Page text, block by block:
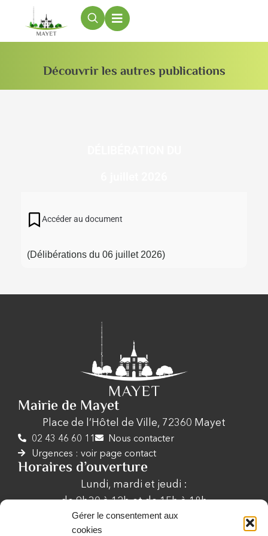
Gérer le consentement aux
cookies
Découvrir les autres publications
Accéder au document
(Délibérations du 06 juillet 2026)
Mairie de Mayet
Place de l’Hôtel de Ville, 72360 Mayet
02 43 46 60 11
Nous contacter
Urgences : voir page contact
Horaires d’ouverture
Lundi, mardi et jeudi :
de 9h30 à 12h et de 15h à 18h
Mercredi de 9h30 à 12h